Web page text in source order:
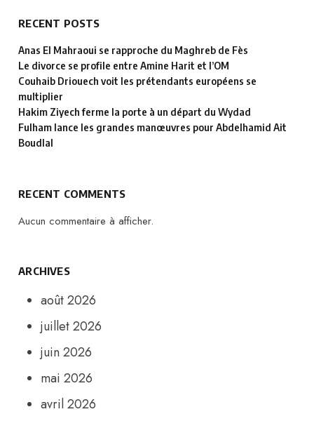
RECENT POSTS
Anas El Mahraoui se rapproche du Maghreb de Fès
Le divorce se profile entre Amine Harit et l’OM
Couhaib Driouech voit les prétendants européens se
multiplier
Hakim Ziyech ferme la porte à un départ du Wydad
Fulham lance les grandes manœuvres pour Abdelhamid Ait
Boudlal
RECENT COMMENTS
Aucun commentaire à afficher.
ARCHIVES
août 2026
juillet 2026
juin 2026
mai 2026
avril 2026